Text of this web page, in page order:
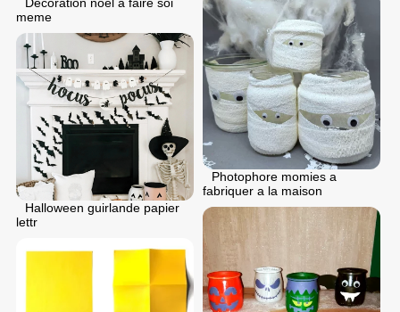
meme
Photophore momies a
fabriquer a la maison
Halloween guirlande papier
lettr